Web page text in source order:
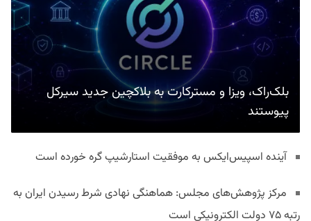
بلک‌راک، ویزا و مسترکارت به بلاکچین جدید سیرکل
پیوستند
آینده اسپیس‌ایکس به موفقیت استارشیپ گره خورده است
مرکز پژوهش‌های مجلس: هماهنگی نهادی شرط رسیدن ایران به
رتبه ۷۵ دولت الکترونیکی است